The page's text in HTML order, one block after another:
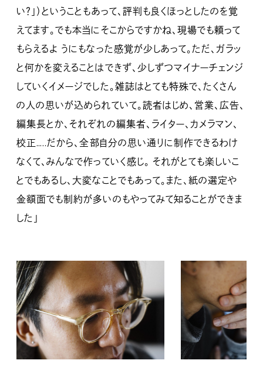
い？」）ということもあって、評判も良くほっとしたのを覚
えてます。でも本当にそこからですかね、現場でも頼って
もらえるよ うにもなった感覚が少しあって。ただ、ガラッ
と何かを変えることはできず、少しずつマイナーチェンジ
していくイメージでした。雑誌はとても特殊で、たくさん
の人の思いが込められていて。読者はじめ、営業、広告、
編集長とか、それぞれの編集者、ライター、カメラマン、
校正…..だから、全部自分の思い通りに制作できるわけ
なくて、みんなで作っていく感じ。 それがとても楽しいこ
とでもあるし、大変なことでもあって。また、紙の選定や
金額面でも制約が多いのもやってみて知ることができま
した」